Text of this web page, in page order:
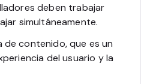
deben trabajar
simultáneamente.
contenido, que es un
del usuario y la